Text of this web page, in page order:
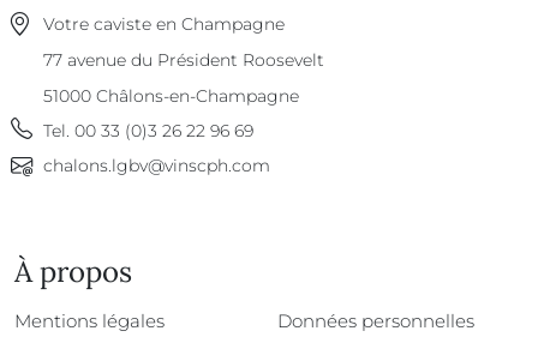
Votre caviste en Champagne
77 avenue du Président Roosevelt
51000 Châlons-en-Champagne
Tel. 00 33 (0)3 26 22 96 69
chalons.lgbv@vinscph.com
À propos
Mentions légales
Données personnelles